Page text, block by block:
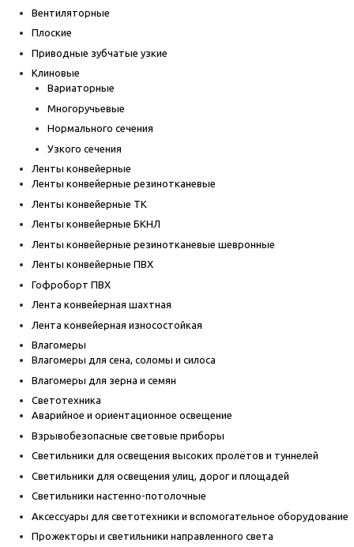
Вентиляторные
Плоские
Приводные зубчатые узкие
Клиновые
Вариаторные
Многоручьевые
Нормального сечения
Узкого сечения
Ленты конвейерные
Ленты конвейерные резинотканевые
Ленты конвейерные ТК
Ленты конвейерные БКНЛ
Ленты конвейерные резинотканевые шевронные
Ленты конвейерные ПВХ
Гофроборт ПВХ
Лента конвейерная шахтная
Лента конвейерная износостойкая
Влагомеры
Влагомеры для сена, соломы и силоса
Влагомеры для зерна и семян
Светотехника
Аварийное и ориентационное освещение
Взрывобезопасные световые приборы
Светильники для освещения высоких пролётов и туннелей
Светильники для освещения улиц, дорог и площадей
Светильники настенно-потолочные
Аксессуары для светотехники и вспомогательное оборудование
Прожекторы и светильники направленного света